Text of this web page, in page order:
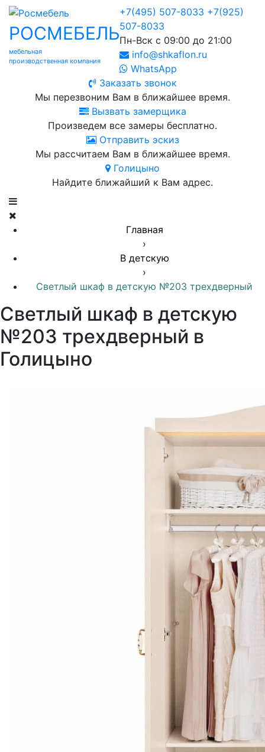
РОСМЕБЕЛЬ
мебельная
производственная компания
+7(495) 507-8033 +7(925)
507-8033
Пн-Вск с 09:00 до 21:00
info@shkaflon.ru
WhatsApp
Заказать звонок
Мы перезвоним Вам в ближайшее время.
Вызвать замерщика
Произведем все замеры бесплатно.
Отправить эскиз
Мы рассчитаем Вам в ближайшее время.
Голицыно
Найдите ближайший к Вам адрес.
Главная
›
В детскую
›
Светлый шкаф в детскую №203 трехдверный
Светлый шкаф в детскую
№203 трехдверный в
Голицыно